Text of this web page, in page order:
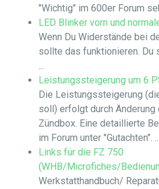
"Wichtig" im 600er Forum
LED Blinker vorn und
Wenn Du Widerstände bei
sollte das funktionieren. Du
Leistungssteigerung um 6
Die Leistungssteigerung
soll) erfolgt durch Änderung
Zündbox. Eine detaillierte
im Forum unter "Gutachten". ...
Links für die FZ 750
(WHB/Microfiches/
Werkstatthandbuch/